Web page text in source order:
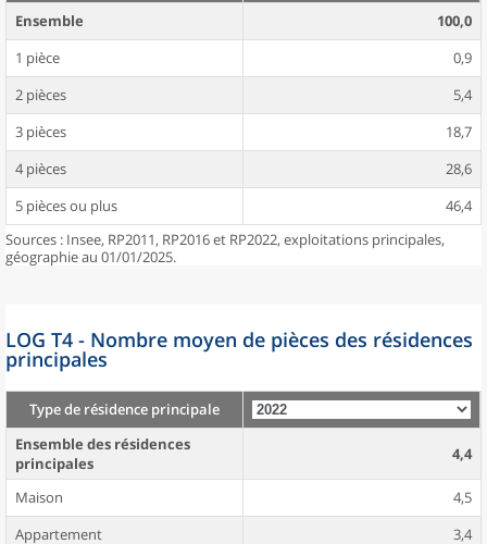
Ensemble
100,0
1 pièce
0,9
2 pièces
5,4
3 pièces
18,7
4 pièces
28,6
5 pièces ou plus
46,4
Sources : Insee, RP2011, RP2016 et RP2022, exploitations principales,
géographie au 01/01/2025.
LOG T4 - Nombre moyen de pièces des résidences
principales
Type de résidence principale
Ensemble des résidences
principales
4,4
Maison
4,5
Appartement
3,4